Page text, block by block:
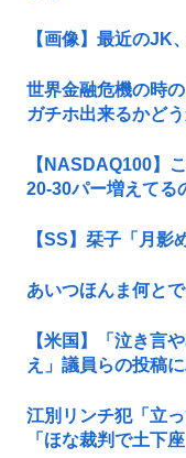
【画像】最近のJK
世界金融危機の時
ガチホ出来るかど
【NASDAQ100】
20-30パー増えてる
【SS】栞子「月影
あいつほんま何と
【米国】「泣き言
え」議員らの投稿
江別リンチ犯「立
「ほな裁判で土下